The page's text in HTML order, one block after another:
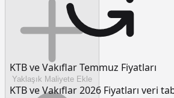
KTB ve Vakıflar Temmuz Fiyatları
KTB ve Vakıflar 2026 Fiyatları veri
Yaklaşık Maliyete Ekle